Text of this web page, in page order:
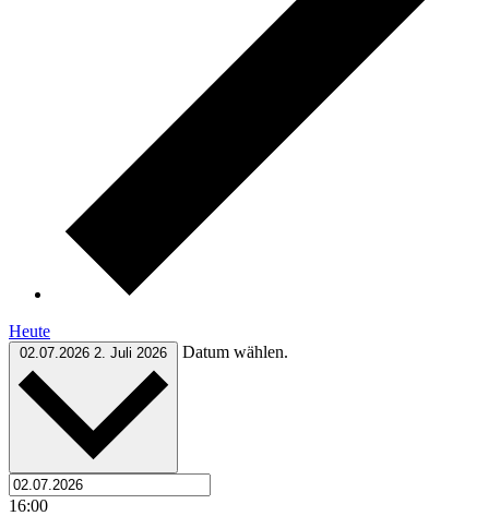
Heute
02.07.2026 2. Juli 2026 Datum wählen.
16:00